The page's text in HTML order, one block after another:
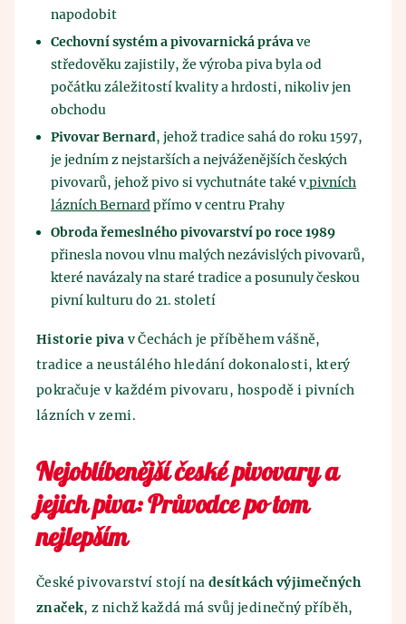
napodobit
Cechovní systém a pivovarnická právave
středověku zajistily, že výroba piva byla od
počátku záležitostí kvality a hrdosti, nikoliv jen
obchodu
Pivovar Bernard, jehož tradice sahá do roku 1597,
je jedním z nejstarších a nejváženějších českých
pivovarů, jehož pivo si vychutnáte také vpivních
lázních Bernardpřímo v centru Prahy
Obroda řemeslného pivovarství po roce 1989
přinesla novou vlnu malých nezávislých pivovarů,
které navázaly na staré tradice a posunuly českou
pivní kulturu do 21. století
Historie piva v Čechách je příběhem vášně,
tradice a neustálého hledání dokonalosti, který
pokračuje v každém pivovaru, hospodě i pivních
lázních v zemi.
Nejoblíbenější české pivovary a
jejich piva: Průvodce po tom
nejlepším
České pivovarství stojí na desítkách výjimečných
značek, z nichž každá má svůj jedinečný příběh,